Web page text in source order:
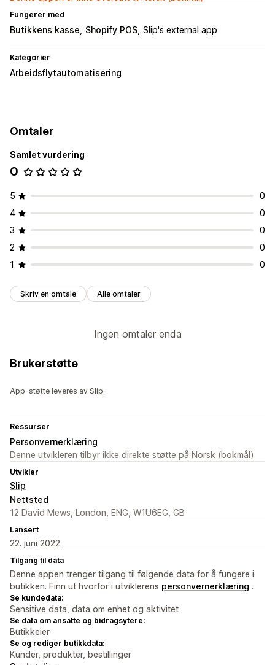
Fungerer med
Butikkens kasse Shopify POS Slip's external app
Kategorier
Arbeidsflytautomatisering
Omtaler
Samlet vurdering
0
5
0
4
0
3
0
2
0
1
0
Skriv en omtale Alle omtaler
Ingen omtaler enda
Brukerstøtte
App-støtte leveres av Slip.
Ressurser
Personvernerklæring
Denne utvikleren tilbyr ikke direkte støtte på Norsk (bokmål).
Utvikler
Slip
Nettsted
12 David Mews, London, ENG, W1U6EG, GB
Lansert
22. juni 2022
Tilgang til data
Denne appen trenger tilgang til følgende data for å fungere i
butikken. Finn ut hvorfor i utviklerens personvernerklæring .
Se kundedata:
Sensitive data, data om enhet og aktivitet
Se data om ansatte og bidragsytere:
Butikkeier
Se og rediger butikkdata:
Kunder, produkter, bestillinger